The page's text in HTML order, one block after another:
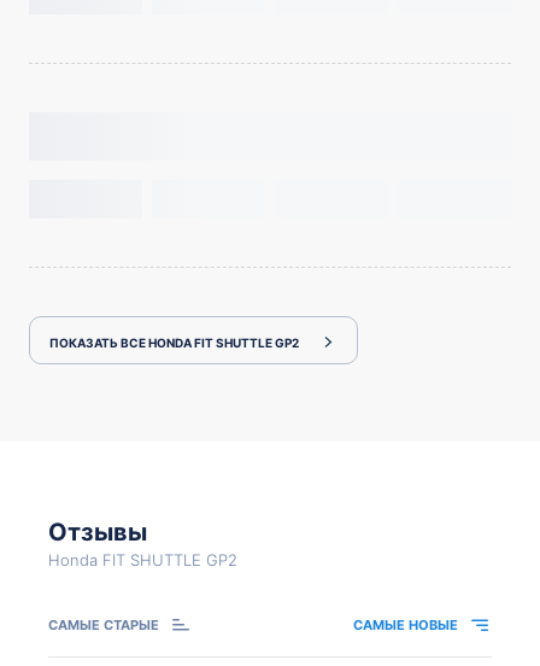
ПОКАЗАТЬ ВСЕ HONDA FIT SHUTTLE GP2
Отзывы
Honda FIT SHUTTLE GP2
САМЫЕ СТАРЫЕ САМЫЕ НОВЫЕ